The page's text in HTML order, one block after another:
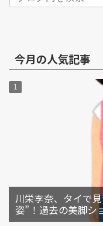
今月の人気記事
川栄李奈、タイで
姿”！過去の美脚シ